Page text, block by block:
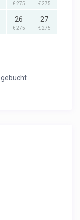
€ 275 € 275
26
€ 275
27
€ 275
gebucht